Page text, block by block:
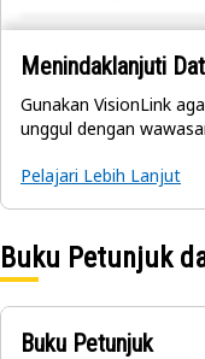
Menindaklanjuti
Gunakan VisionLink
unggul dengan
Pelajari Lebih Lanjut
Buku Petunjuk
Buku Petunjuk